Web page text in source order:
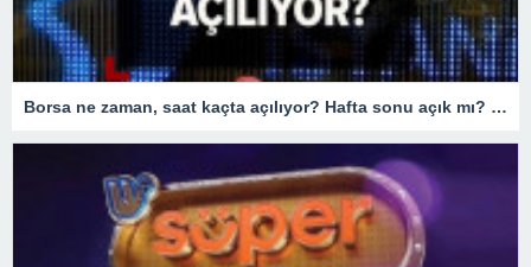
Borsa ne zaman, saat kaçta açılıyor? Hafta sonu açık mı? BORSA ÇALIŞMA SAATLERİ 2023